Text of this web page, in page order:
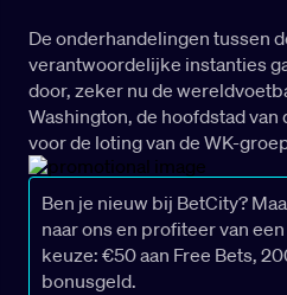
De onderhandelingen tussen
verantwoordelijke instanties
door, zeker nu de
Washington, de hoofdstad van
voor de loting van de WK-
Ben je nieuw bij BetCity?
naar ons en profiteer van
keuze: €50 aan Free Bets,
bonusgeld.